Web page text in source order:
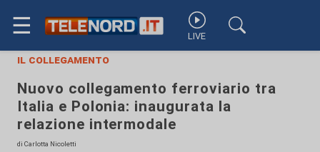
☰ LIVE
il collegamento
Nuovo collegamento ferroviario tra
Italia e Polonia: inaugurata la
relazione intermodale
di Carlotta Nicoletti